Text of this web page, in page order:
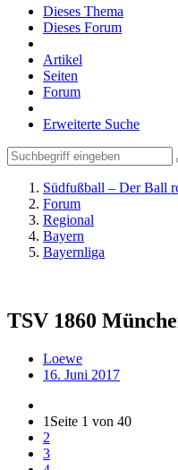
Dieses Thema
Dieses Forum
Artikel
Seiten
Forum
Erweiterte Suche
Südfußball – Der Ball
Forum
Regional
Bayern
Bayernliga
TSV 1860
Loewe
16. Juni 2017
1 Seite 1 von 40
2
3